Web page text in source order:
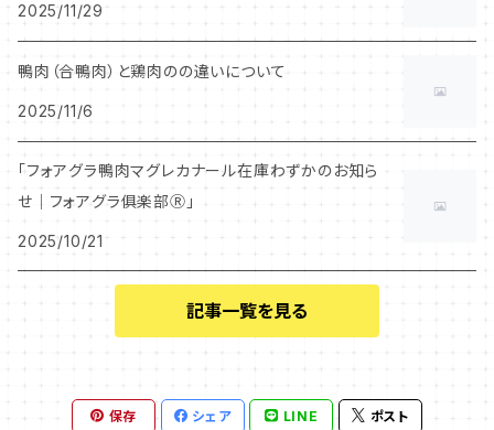
2025/11/29
鴨肉（合鴨肉）と鶏肉のの違いについて
2025/11/6
「フォアグラ鴨肉マグレカナール在庫わずかのお知ら
せ｜フォアグラ俱楽部Ⓡ」
2025/10/21
記事一覧を見る
保存 シェア LINE ポスト